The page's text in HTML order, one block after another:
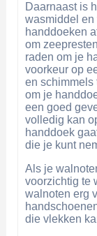
Daarnaast is
wasmiddel en
handdoeken
om
raden om je
voorkeur op
en schimmels
om je
een goed
volledig kan
handdoek
die je kunt
Als je
voorzichtig te
walnoten erg
die vlekken